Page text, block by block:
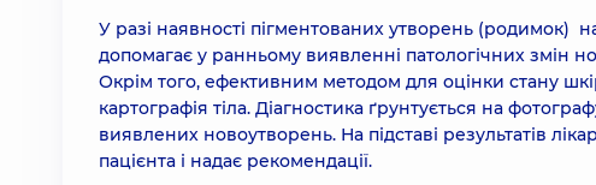
4130 грн
Лазерне видалення новоутворень шкіри-невуси (1
У разі наявності пігментованих утворень (родимок)
допомагає у ранньому виявленні патологічних змін
Окрім того, ефективним методом для оцінки стану
картографія тіла. Діагностика ґрунтується на
виявлених новоутворень. На підставі результатів
пацієнта і надає рекомендації.